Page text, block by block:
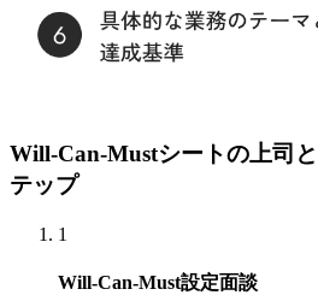
Will-Can-Mustシートの上司
テップ
1
Will-Can-Must設定面談